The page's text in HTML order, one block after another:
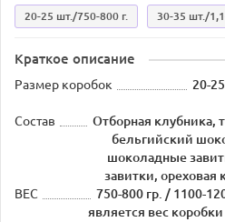
20-25 шт./750-800 г. 30-35 шт./
Краткое описание
Размер коробок
20-
Состав
Отборная
бельгийский
шоколадные
завитки, ореховая
ВЕС
750-800 гр. / 1100-
является вес